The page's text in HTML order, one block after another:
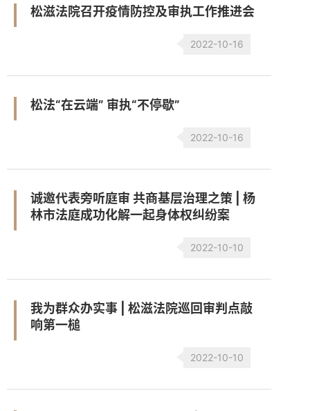
松滋法院召开疫情防控及审执工作推进会
2022-10-16
松法“在云端” 审执“不停歇”
2022-10-16
诚邀代表旁听庭审 共商基层治理之策 | 杨
林市法庭成功化解一起身体权纠纷案
2022-10-10
我为群众办实事 | 松滋法院巡回审判点敲
响第一槌
2022-10-10